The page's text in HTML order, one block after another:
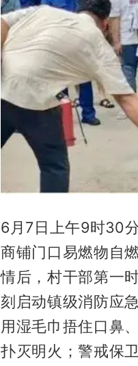
6月7日上午9时30
商铺门口易燃物自
情后，村干部第一
刻启动镇级消防应
用湿毛巾捂住口鼻
扑灭明火；警戒保